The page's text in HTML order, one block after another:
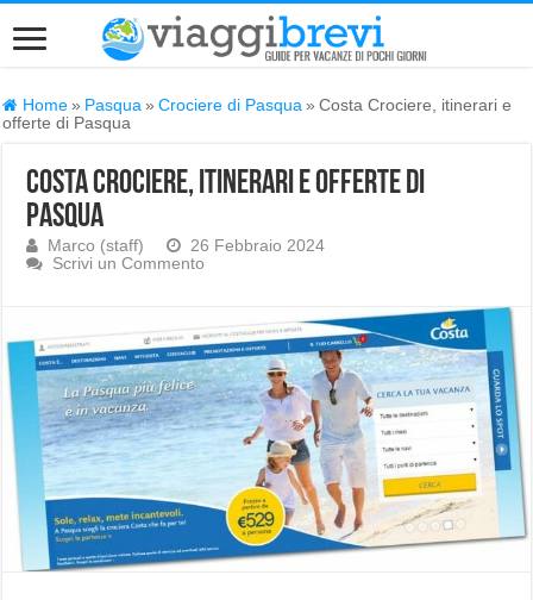
Home » Pasqua » Crociere di Pasqua » Costa Crociere, itinerari e
offerte di Pasqua
Costa Crociere, itinerari e offerte di
Pasqua
Marco (staff)
26 Febbraio 2024
Scrivi un Commento